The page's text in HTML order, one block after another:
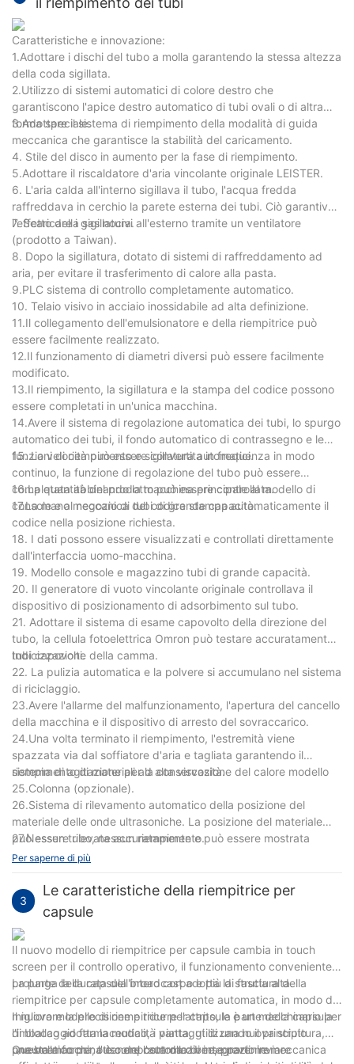
Caratteristiche e innovazione:
1.Adottare i dischi del tubo a molla garantendo la stessa altezza
della coda sigillata.
2.Utilizzo di sistemi automatici di colore destro che
garantiscono l'apice destro automatico di tubi ovali o di altra
forma speciale.
3.Adottare il sistema di riempimento della modalità di guida
meccanica che garantisce la stabilità del caricamento.
4. Stile del disco in aumento per la fase di riempimento.
5.Adottare il riscaldatore d'aria vincolante originale LEISTER.
6. L'aria calda all'interno sigillava il tubo, l'acqua fredda
raffreddava in cerchio la parete esterna dei tubi. Ciò garantiva
l'effetto della sigillatura.
7. Scaricare i gas nocivi all'esterno tramite un ventilatore
(prodotto a Taiwan).
8. Dopo la sigillatura, dotato di sistemi di raffreddamento ad
aria, per evitare il trasferimento di calore alla pasta.
9.PLC sistema di controllo completamente automatico.
10. Telaio visivo in acciaio inossidabile ad alta definizione.
11.Il collegamento dell'emulsionatore e della riempitrice può
essere facilmente realizzato.
12.Il funzionamento di diametri diversi può essere facilmente
modificato.
13.Il riempimento, la sigillatura e la stampa del codice possono
essere completati in un'unica macchina.
14.Avere il sistema di regolazione automatica dei tubi, lo spurgo
automatico dei tubi, il fondo automatico di contrassegno e le
funzioni di riempimento e sigillatura automatici.
15. La velocità può essere convertita in frequenza in modo
continuo, la funzione di regolazione del tubo può essere
completata abbinando la macchina principale al modello di
console e al negozio di tubi di grande capacità.
16.La quantità del prodotto può essere controllata.
17.La mano meccanica del codice stampa automaticamente il
codice nella posizione richiesta.
18. I dati possono essere visualizzati e controllati direttamente
dall'interfaccia uomo-macchina.
19. Modello console e magazzino tubi di grande capacità.
20. Il generatore di vuoto vincolante originale controllava il
dispositivo di posizionamento di adsorbimento sul tubo.
21. Adottare il sistema di esame capovolto della direzione del
tubo, la cellula fotoelettrica Omron può testare accuratamente i
tubi capovolti.
Indicizzazione della camma.
22. La pulizia automatica e la polvere si accumulano nel sistema
di riciclaggio.
23.Avere l'allarme del malfunzionamento, l'apertura del cancello
della macchina e il dispositivo di arresto del sovraccarico.
24.Una volta terminato il riempimento, l'estremità viene
spazzata via dal soffiatore d'aria e tagliata garantendo il
riempimento di materiali ad alta viscosità.
sistema di agitazione per la conservazione del calore modello
25.Colonna (opzionale).
26.Sistema di rilevamento automatico della posizione del
materiale delle onde ultrasoniche. La posizione del materiale
può essere rilevata accuratamente e può essere mostrata
direttamente sul touch screen con la corrispondenza del
ultrasoniche BANNER e del modulo Siemens. (opzionale).
27.Nessun tubo, nessun riempimento.
Per saperne di più
3
Le caratteristiche della riempitrice per
capsule
Il nuovo modello di riempitrice per capsule cambia in touch
screen per il controllo operativo, il funzionamento conveniente,
prolunga la durata dell'intero corpo e più di fascia alta.
La parte della capsula broadcast adotta la struttura della
riempitrice per capsule completamente automatica, in modo da
migliorare la precisione e ridurre l'attrito, la parte della capsula
di blocco adotta la modalità piatta, utilizzando il principio
pneumatico per ottenere l'automazione, prevenire
Il nuovo modello di riempitrice per capsule è un macchinario per
l'imballaggio farmaceutico, i vantaggi di una nuova struttura,
una bella forma, l'uso del controllo di integrazione meccanica
Questa macchina è composta da diverse parti: inviare